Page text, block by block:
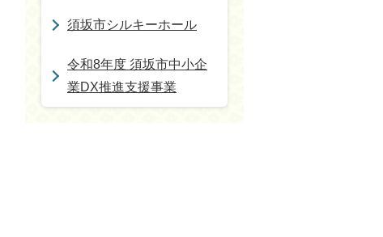
須坂市シルキーホール
令和8年度 須坂市中小企
業DX推進支援事業